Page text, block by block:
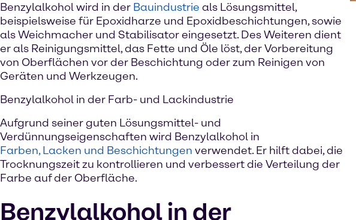
Benzylalkohol wird in der Bauindustrie als Lösungsmittel,
beispielsweise für Epoxidharze und Epoxidbeschichtungen, sowie
als Weichmacher und Stabilisator eingesetzt. Des Weiteren dient
er als Reinigungsmittel, das Fette und Öle löst, der Vorbereitung
von Oberflächen vor der Beschichtung oder zum Reinigen von
Geräten und Werkzeugen.
Benzylalkohol in der Farb- und Lackindustrie
Aufgrund seiner guten Lösungsmittel- und
Verdünnungseigenschaften wird Benzylalkohol in
Farben, Lacken und Beschichtungen verwendet. Er hilft dabei, die
Trocknungszeit zu kontrollieren und verbessert die Verteilung der
Farbe auf der Oberfläche.
Benzylalkohol in der